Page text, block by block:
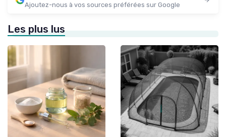
Ajoutez-nous à vos sources préférées sur Google
Les plus lus